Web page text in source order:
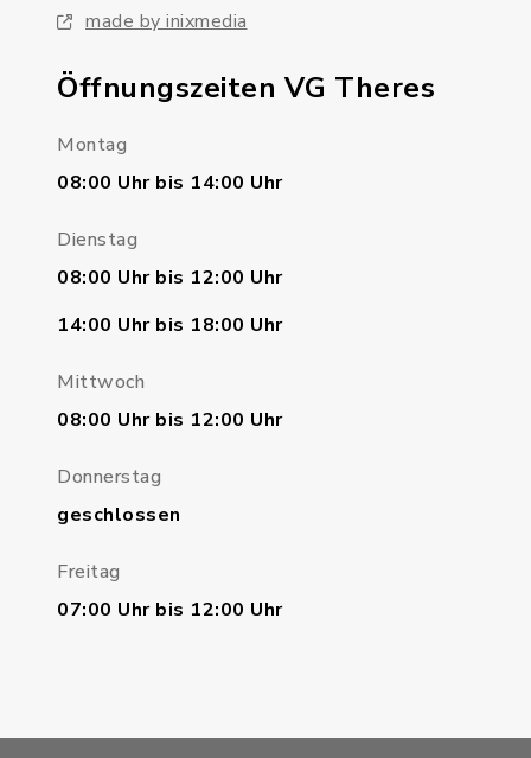
made by inixmedia
Öffnungszeiten VG Theres
Montag
08:00 Uhr bis 14:00 Uhr
Dienstag
08:00 Uhr bis 12:00 Uhr
14:00 Uhr bis 18:00 Uhr
Mittwoch
08:00 Uhr bis 12:00 Uhr
Donnerstag
geschlossen
Freitag
07:00 Uhr bis 12:00 Uhr